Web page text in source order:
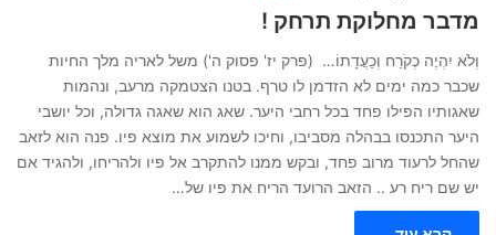
מדבר מחלוקת תרחק !
וְלֹא יִהְיֶה כְקֹרַח וְכַעֲדָתוֹ… (פרק יז' פסוק ה') משל לאריה מלך החיות
שכבר כמה ימים לא הזדמן לו טרף. בטנו הצטמקה מרעב, ונהמות
שאגותיו הפילו פחד בכל רחבי היער. שאג הוא שאגה גדולה, וכל יושבי
היער התכנסו בבהלה מסביבו, וחיכו לשמוע את מוצא פיו. פנה הוא לזאב
שהחל לרעוד מרוב פחד, ובקש ממנו להתקרב אל פיו ולהריחו, ולהגיד אם
יש שם ריח רע .. הזאב הרועד הריח את פיו של…